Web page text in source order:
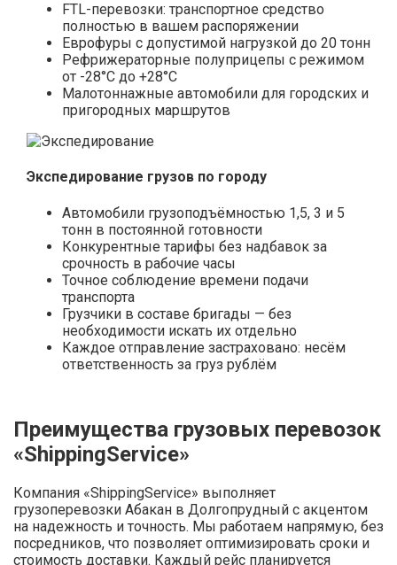
FTL-перевозки: транспортное средство
полностью в вашем распоряжении
Еврофуры с допустимой нагрузкой до 20 тонн
Рефрижераторные полуприцепы с режимом
от -28°С до +28°С
Малотоннажные автомобили для городских и
пригородных маршрутов
Экспедирование грузов по городу
Автомобили грузоподъёмностью 1,5, 3 и 5
тонн в постоянной готовности
Конкурентные тарифы без надбавок за
срочность в рабочие часы
Точное соблюдение времени подачи
транспорта
Грузчики в составе бригады — без
необходимости искать их отдельно
Каждое отправление застраховано: несём
ответственность за груз рублём
Преимущества грузовых перевозок
«ShippingService»
Компания «ShippingService» выполняет
грузоперевозки Абакан в Долгопрудный с акцентом
на надежность и точность. Мы работаем напрямую, без
посредников, что позволяет оптимизировать сроки и
стоимость доставки. Каждый рейс планируется